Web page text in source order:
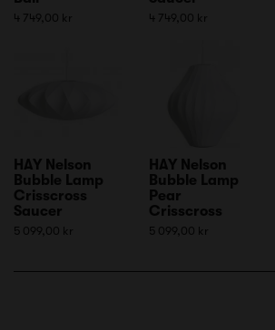
4 749,00 kr 4 749,00 kr
HAY Nelson
Bubble Lamp
Crisscross
Saucer
5 099,00 kr
HAY Nelson
Bubble Lamp
Pear
Crisscross
5 099,00 kr